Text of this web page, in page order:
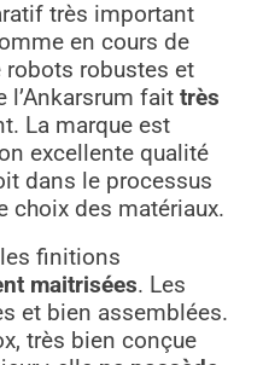
très important
en cours de
robots robustes et
l’Ankarsrum fait très
La marque est
excellente qualité
dans le processus
choix des matériaux.
finitions
maitrisées. Les
et bien assemblées.
très bien conçue